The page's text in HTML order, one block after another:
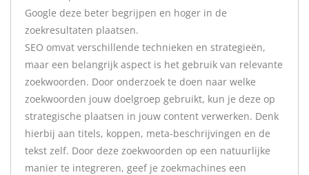
Google deze beter begrijpen en hoger in de
zoekresultaten plaatsen.
SEO omvat verschillende technieken en strategieën,
maar een belangrijk aspect is het gebruik van relevante
zoekwoorden. Door onderzoek te doen naar welke
zoekwoorden jouw doelgroep gebruikt, kun je deze op
strategische plaatsen in jouw content verwerken. Denk
hierbij aan titels, koppen, meta-beschrijvingen en de
tekst zelf. Door deze zoekwoorden op een natuurlijke
manier te integreren, geef je zoekmachines een